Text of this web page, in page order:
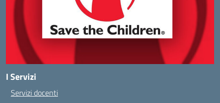
I Servizi
Servizi docenti